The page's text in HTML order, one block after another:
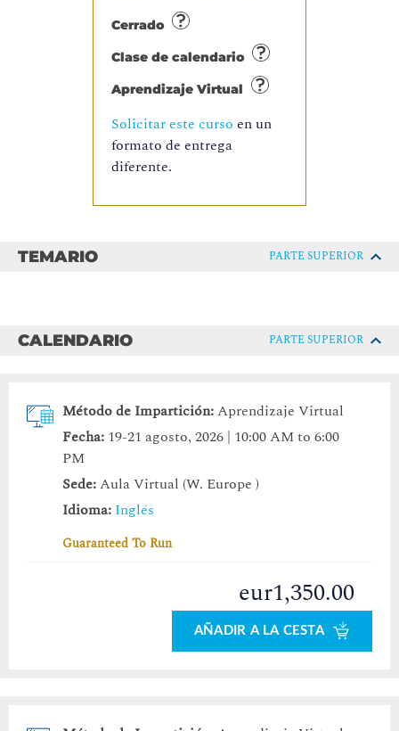
Cerrado
Clase de calendario
Aprendizaje Virtual
Solicitar este curso en un
formato de entrega
diferente.
TEMARIO PARTE SUPERIOR
CALENDARIO PARTE SUPERIOR
Método de Impartición:Aprendizaje Virtual
Fecha: 19-21 agosto, 2026 | 10:00 AM to 6:00
PM
Sede:Aula Virtual (W. Europe )
Idioma: Inglés
Guaranteed To Run
eur1,350.00
AÑADIR A LA CESTA